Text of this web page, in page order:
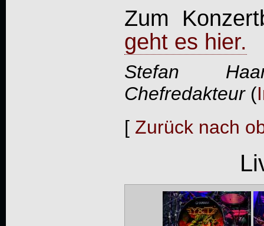
Zum
geht es hier.
Stefan
Chefredakteur(
[ Zurück nach